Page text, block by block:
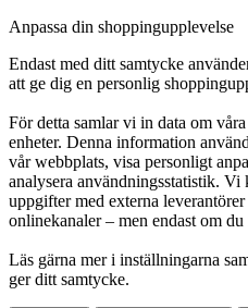
Anpassa din shoppingupplevelse
Endast med ditt samtycke
att ge dig en personlig
För detta samlar vi in data om
enheter. Denna information
vår webbplats, visa personligt
analysera användningsstatistik.
uppgifter med externa
onlinekanaler – men endast om du
Läs gärna mer i inställningarna
ger ditt samtycke.